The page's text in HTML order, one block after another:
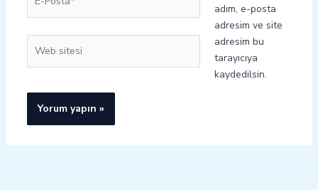
Posta*
sitesi
adım, e-posta
adresim ve site
adresim bu
tarayıcıya
kaydedilsin.